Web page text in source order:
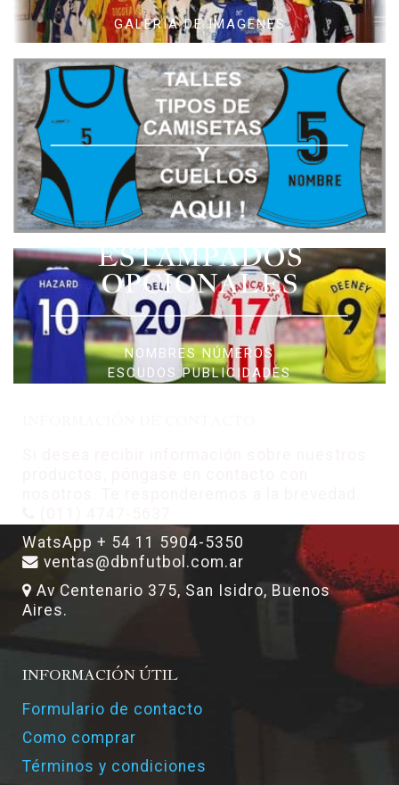
GALERIA DE IMAGENES
ESTAMPADOS
OPCIONALES
NOMBRES NÚMEROS
ESCUDOS PUBLICIDADES
WatsApp + 54 11 5904-5350
ventas@dbnfutbol.com.ar
Av Centenario 375, San Isidro, Buenos
Aires.
INFORMACIÓN ÚTIL
Formulario de contacto
Como comprar
Términos y condiciones